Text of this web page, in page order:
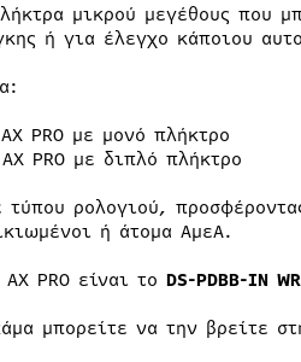
μικρού μεγέθους που
ή για έλεγχο κάποιου
PRO με μονό πλήκτρο
PRO με διπλό πλήκτρο
ρολογιού,
ή άτομα ΑμεΑ.
PRO είναι το DS-PDBB-IN
μπορείτε να την βρείτε